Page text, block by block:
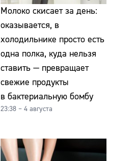
Молоко скисает за день:
оказывается, в
холодильнике просто есть
одна полка, куда нельзя
ставить — превращает
свежие продукты
в бактериальную бомбу
23:38 – 4 августа